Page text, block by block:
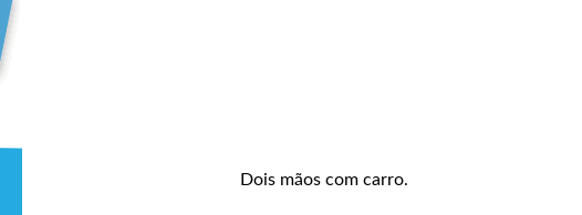
Dois mãos com carro.